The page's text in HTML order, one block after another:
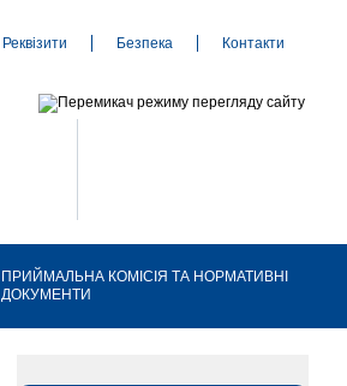
Реквізити Безпека Контакти
ПРИЙМАЛЬНА КОМІСІЯ ТА НОРМАТИВНІ
ДОКУМЕНТИ